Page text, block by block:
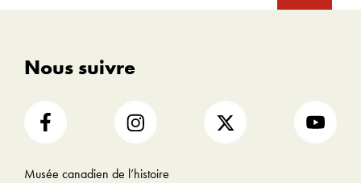
Nous suivre
Musée canadien de l’histoire